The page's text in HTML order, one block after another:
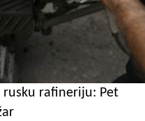
rafineriju: Pet